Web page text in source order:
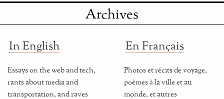
Archives
In English
Essays on the web and tech,
rants about media and
transportation, and raves
En Français
Photos et récits de voyage,
poèmes à la ville et au
monde, et autres